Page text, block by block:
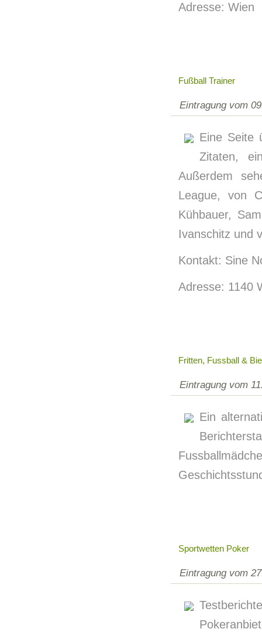
Adresse: Wien
Fußball Trainer
Eintragung vom
Eine Seite
Zitaten,
Außerdem
League, von
Kühbauer,
Ivanschitz und
Kontakt: Sine
Adresse: 1140
Fritten, Fussball &
Eintragung vom
Ein
Sportwetten Poker
Eintragung vom